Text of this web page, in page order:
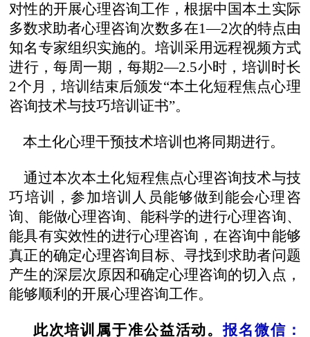
对性的开展心理咨询工作，根据中国本土实际
多数求助者心理咨询次数多在1—2次的特点由
知名专家组织实施的。培训采用远程视频方式
进行，每周一期，每期2—2.5小时，培训时长
2个月，培训结束后颁发“本土化短程焦点心理
咨询技术与技巧培训证书”。
本土化心理干预技术培训也将同期进行。
通过本次本土化短程焦点心理咨询技术与技
巧培训
，参加培训人员能够做到能会心理咨
询、能做心理咨询、能科学的进行心理咨询、
能具有实效性的进行心理咨询，在咨询中能够
真正的确定心理咨询目标、寻找到求助者问题
产生的深层次原因和确定心理咨询的切入点，
能够顺利的开展心理咨询工作。
此次培训属于准公益活动。报名微信：